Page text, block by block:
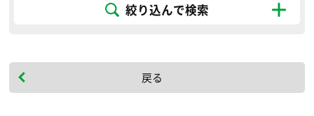
絞り込んで検索
戻る